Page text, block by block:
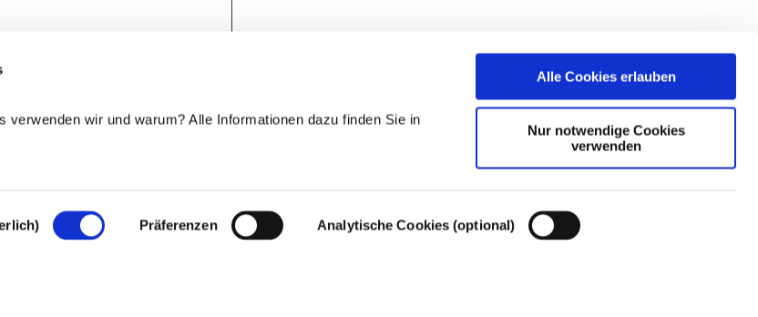
verwenden wir und warum? Alle Informationen dazu finden Sie in
Präferenzen Analytische Cookies (optional)
Alle Cookies erlauben
Nur notwendige Cookies
verwenden
Rechtlicher Hinweis Cookie-Einstellungen – Cookie-Richtlinie